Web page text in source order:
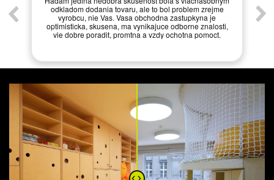
odkladom dodania tovaru, ale to bol problem zrejme
vyrobcu, nie Vas. Vasa obchodna zastupkyna je
optimisticka, skusena, ma vynikajuce odborne znalosti,
vie dobre poradit, promtna a vzdy ochotna pomoct.